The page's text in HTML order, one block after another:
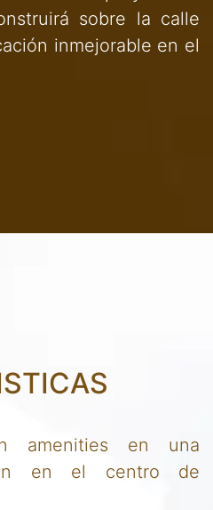
sobre la calle
inmejorable en el
amenities en una
en el centro de